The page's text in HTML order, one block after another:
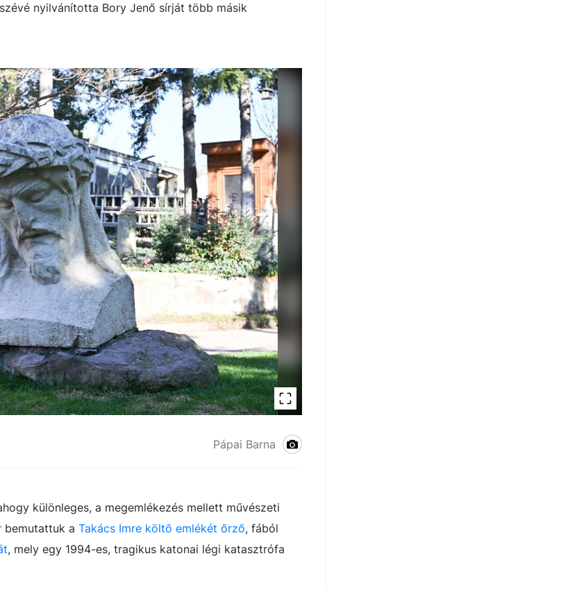
nyilvánította Bory Jenő sírját több másik
Pápai Barna
különleges, a megemlékezés mellett művészeti
bemutattuk a Takács Imre költő emlékét őrző, fából
, mely egy 1994-es, tragikus katonai légi katasztrófa